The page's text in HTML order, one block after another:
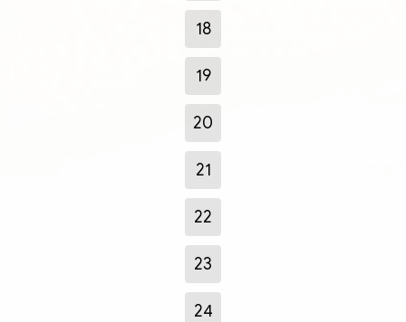
18
19
20
21
22
23
24